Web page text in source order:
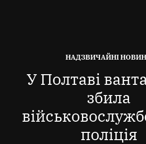
ОПУБЛІКОВАНО
НАДЗВИЧАЙНІ
У Полтаві
збила
поліція